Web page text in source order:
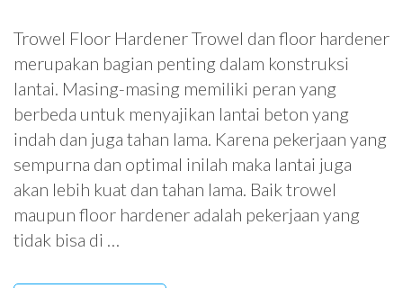
Trowel Floor Hardener Trowel dan floor hardener
merupakan bagian penting dalam konstruksi
lantai. Masing-masing memiliki peran yang
berbeda untuk menyajikan lantai beton yang
indah dan juga tahan lama. Karena pekerjaan yang
sempurna dan optimal inilah maka lantai juga
akan lebih kuat dan tahan lama. Baik trowel
maupun floor hardener adalah pekerjaan yang
tidak bisa di …